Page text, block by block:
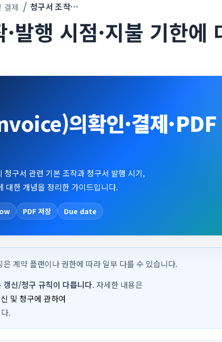
결제 청구서 조작·발행 시점·지불 기한에 대해
발행 시점·지불 기한에
의확인·결제
청구서 관련 기본 조작과 청구서 발행 시기,
대한 개념을 정리한 가이드입니다.
PDF 저장 Due date
계약 플랜이나 권한에 따라 일부 다를 수 있습니다.
갱신/청구 규칙이 다릅니다. 자세한 내용은
및 청구에 관하여
.